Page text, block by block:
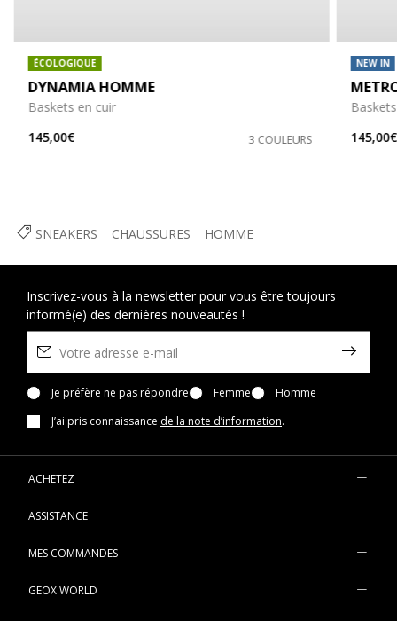
SNEAKERS CHAUSSURES HOMME
ÉCOLOGIQUE
DYNAMIA HOMME
Baskets en cuir
145,00€
3 COULEURS
NEW IN
145,00€
Inscrivez-vous à la newsletter pour vous être toujours
informé(e) des dernières nouveautés !
Je préfère ne pas répondre Femme
Homme
J’ai pris connaissance de la note d’information.
ACHETEZ
ASSISTANCE
MES COMMANDES
GEOX WORLD